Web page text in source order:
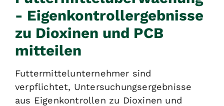
- Eigenkontrollergebnisse
zu Dioxinen und PCB
mitteilen
Futtermittelunternehmer sind
verpflichtet, Untersuchungsergebnisse
aus Eigenkontrollen zu Dioxinen und